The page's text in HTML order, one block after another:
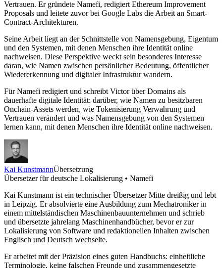
Vertrauen. Er gründete Namefi, redigiert Ethereum Improvement
Proposals und leitete zuvor bei Google Labs die Arbeit an Smart-
Contract-Architekturen.
Seine Arbeit liegt an der Schnittstelle von Namensgebung, Eigentum
und den Systemen, mit denen Menschen ihre Identität online
nachweisen. Diese Perspektive weckt sein besonderes Interesse
daran, wie Namen zwischen persönlicher Bedeutung, öffentlicher
Wiedererkennung und digitaler Infrastruktur wandern.
Für Namefi redigiert und schreibt Victor über Domains als
dauerhafte digitale Identität: darüber, wie Namen zu besitzbaren
Onchain-Assets werden, wie Tokenisierung Verwahrung und
Vertrauen verändert und was Namensgebung von den Systemen
lernen kann, mit denen Menschen ihre Identität online nachweisen.
Kai KunstmannÜbersetzung
Übersetzer für deutsche Lokalisierung • Namefi
Kai Kunstmann ist ein technischer Übersetzer Mitte dreißig und lebt
in Leipzig. Er absolvierte eine Ausbildung zum Mechatroniker in
einem mittelständischen Maschinenbauunternehmen und schrieb
und übersetzte jahrelang Maschinenhandbücher, bevor er zur
Lokalisierung von Software und redaktionellen Inhalten zwischen
Englisch und Deutsch wechselte.
Er arbeitet mit der Präzision eines guten Handbuchs: einheitliche
Terminologie, keine falschen Freunde und zusammengesetzte